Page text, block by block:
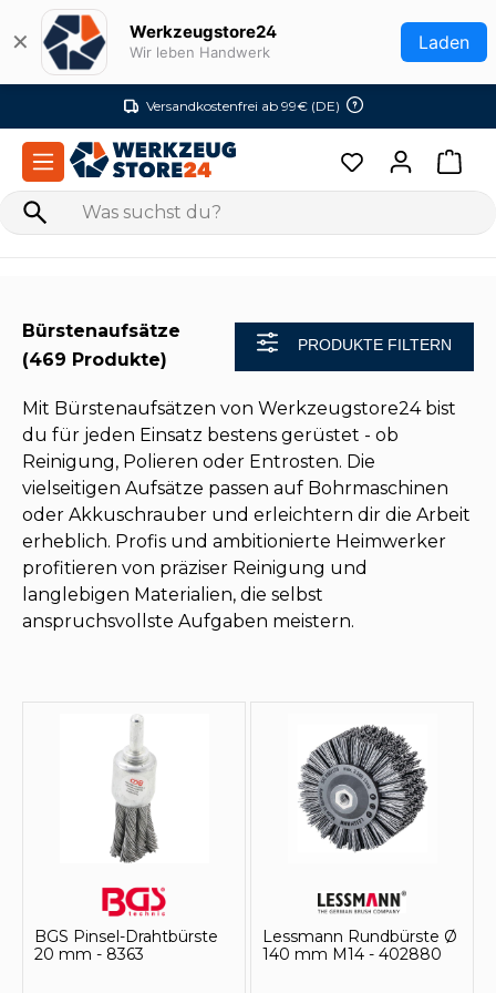
Zum Hauptinhalt springen
✕ Werkzeugstore24
Wir leben Handwerk Laden
Versandkostenfrei ab 99€ (DE)
Bürstenaufsätze
(469 Produkte)
PRODUKTE FILTERN
Mit Bürstenaufsätzen von Werkzeugstore24 bist
du für jeden Einsatz bestens gerüstet - ob
Reinigung, Polieren oder Entrosten. Die
vielseitigen Aufsätze passen auf Bohrmaschinen
oder Akkuschrauber und erleichtern dir die Arbeit
erheblich. Profis und ambitionierte Heimwerker
profitieren von präziser Reinigung und
langlebigen Materialien, die selbst
anspruchsvollste Aufgaben meistern.
BGS Pinsel-Drahtbürste
20 mm - 8363
Lessmann Rundbürste Ø
140 mm M14 - 402880